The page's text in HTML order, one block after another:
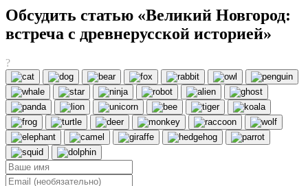
Обсудить статью «Великий Новгород:
встреча с древнерусской историей»
?